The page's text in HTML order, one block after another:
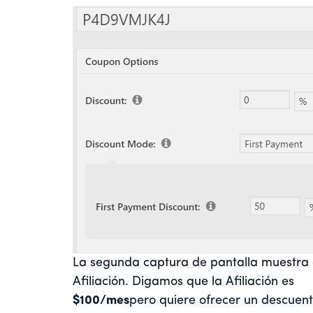
La segunda captura de pantalla
Afiliación. Digamos que la Afiliación es
$100/mespero quiere ofrecer un